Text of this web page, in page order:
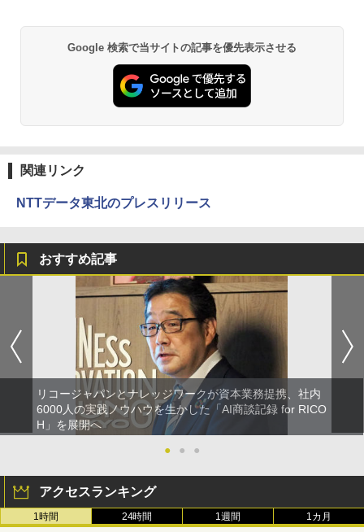
Google 検索で当サイトの記事を優先表示させる
関連リンク
NTTデータ東北のプレスリリース
おすすめ記事
リコージャパンとナレッジワークが資本業務提携、社内
6000人の実践ノウハウを生かした「AI商談記録 for RICO
H」を展開へ
●
● ●
アクセスランキング
1時間 24時間 1週間 1カ月